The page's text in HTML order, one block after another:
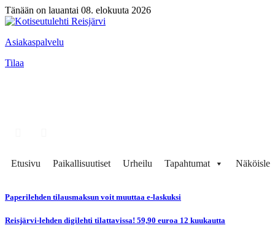
Tänään on lauantai 08. elokuuta 2026
Asiakaspalvelu
Tilaa
Etusivu Paikallisuutiset Urheilu Tapahtumat
Paperilehden tilausmaksun voit muuttaa e-laskuksi
Reisjärvi-lehden digilehti tilattavissa! 59,90 euroa 12 kuukautta